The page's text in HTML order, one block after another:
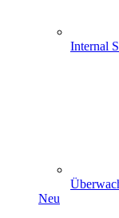
Internal
Neu